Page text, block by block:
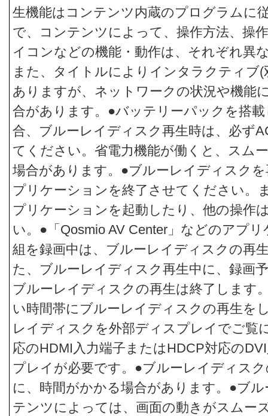
生機能はコンテンツ内蔵のプログラムに
で、コンテンツによって、操作方法、操
イコンなどの機能・動作は、それぞれ異
また、タイトルによりインタラクティブ
ありますが、ネットワークの状況や機能
合があります。●バッテリーパックを搭
合、ブルーレイディスク再生時は、必ず
てください。省電力機能が働くと、スム
場合があります。●ブルーレイディスク
プリケーションを終了させてください。
プリケーションを起動したり、他の操作
い。●「Qosmio AV Center」などのアプ
組を録画中は、ブルーレイディスクの再
た、ブルーレイディスク再生中に、録画
ブルーレイディスクの再生は終了します
い時間帯にブルーレイディスクの再生を
レイディスクを外部ディスプレイでご覧
応のHDMI入力端子またはHDCP対応の
プレイが必要です。●ブルーレイディス
に、時間がかかる場合があります。●ブ
テンツによっては、画面の動きがスムー